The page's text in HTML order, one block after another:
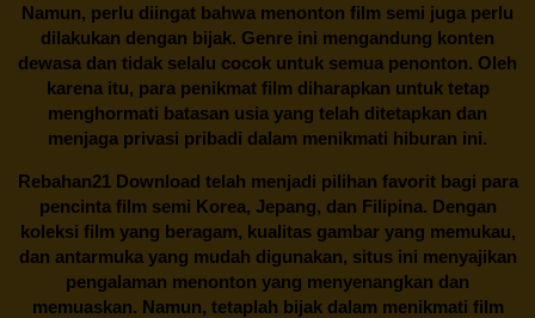
Namun, perlu diingat bahwa menonton film semi juga perlu
dilakukan dengan bijak. Genre ini mengandung konten
dewasa dan tidak selalu cocok untuk semua penonton. Oleh
karena itu, para penikmat film diharapkan untuk tetap
menghormati batasan usia yang telah ditetapkan dan
menjaga privasi pribadi dalam menikmati hiburan ini.
Rebahan21Download telah menjadi pilihan favorit bagi para
pencinta film semi Korea, Jepang, dan Filipina. Dengan
koleksi film yang beragam, kualitas gambar yang memukau,
dan antarmuka yang mudah digunakan, situs ini menyajikan
pengalaman menonton yang menyenangkan dan
memuaskan. Namun, tetaplah bijak dalam menikmati film